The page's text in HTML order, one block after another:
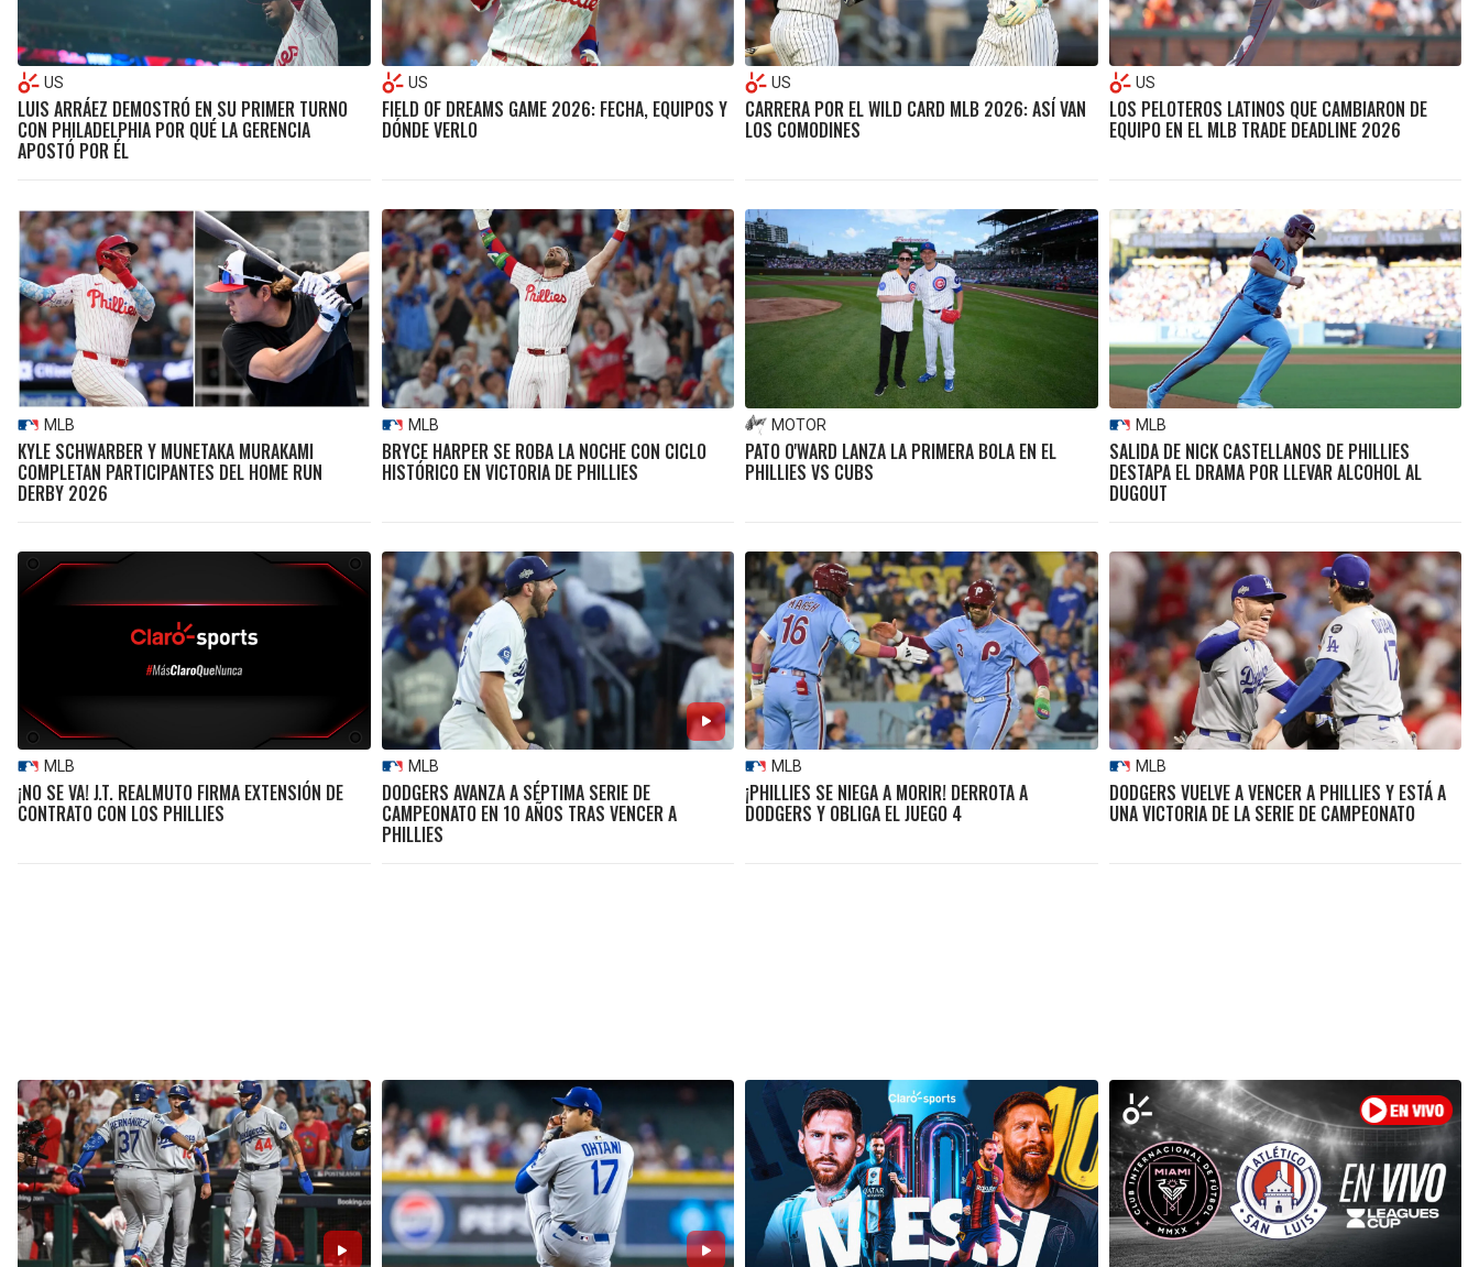
US
LUIS ARRÁEZ DEMOSTRÓ EN SU PRIMER TURNO
CON PHILADELPHIA POR QUÉ LA GERENCIA
APOSTÓ POR ÉL
US
FIELD OF DREAMS GAME 2026: FECHA, EQUIPOS Y
DÓNDE VERLO
US
CARRERA POR EL WILD CARD MLB 2026: ASÍ VAN
LOS COMODINES
US
LOS PELOTEROS LATINOS QUE CAMBIARON DE
EQUIPO EN EL MLB TRADE DEADLINE 2026
MLB
KYLE SCHWARBER Y MUNETAKA MURAKAMI
COMPLETAN PARTICIPANTES DEL HOME RUN
DERBY 2026
MLB
BRYCE HARPER SE ROBA LA NOCHE CON CICLO
HISTÓRICO EN VICTORIA DE PHILLIES
MOTOR
PATO O'WARD LANZA LA PRIMERA BOLA EN EL
PHILLIES VS CUBS
MLB
SALIDA DE NICK CASTELLANOS DE PHILLIES
DESTAPA EL DRAMA POR LLEVAR ALCOHOL AL
DUGOUT
MLB
¡NO SE VA! J.T. REALMUTO FIRMA EXTENSIÓN DE
CONTRATO CON LOS PHILLIES
MLB
DODGERS AVANZA A SÉPTIMA SERIE DE
CAMPEONATO EN 10 AÑOS TRAS VENCER A
PHILLIES
MLB
¡PHILLIES SE NIEGA A MORIR! DERROTA A
DODGERS Y OBLIGA EL JUEGO 4
MLB
DODGERS VUELVE A VENCER A PHILLIES Y ESTÁ A
UNA VICTORIA DE LA SERIE DE CAMPEONATO